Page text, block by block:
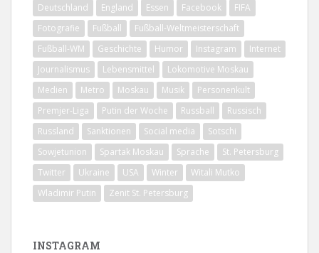
Deutschland
England Essen Facebook
FIFA
Fotografie
Fußball
Fußball-Weltmeisterschaft
Fußball-WM
Geschichte Humor Instagram
Internet
Journalismus
Lebensmittel
Lokomotive Moskau
Medien
Metro Moskau Musik
Personenkult
Premjer-Liga
Putin der Woche Russball
Russisch
Russland
Sanktionen Social media
Sotschi
Sowjetunion
Spartak Moskau Sprache
St. Petersburg
Twitter
Ukraine USA Winter
Witali Mutko
Wladimir Putin
Zenit St. Petersburg
INSTAGRAM